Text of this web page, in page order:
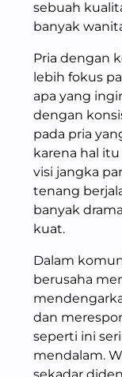
sebuah
banyak
Pria dengan
lebih fokus
apa yang
dengan
pada pria
karena hal
visi jangka
tenang
banyak
kuat.
Dalam
berusaha
dan
seperti ini
mendalam.